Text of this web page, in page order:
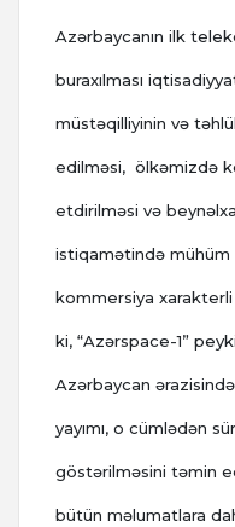
Azərbaycanın ilk
buraxılması
müstəqilliyinin və
edilməsi, ölkəmizdə
etdirilməsi və
istiqamətində mühüm
kommersiya
ki, “Azərspace-1”
Azərbaycan
yayımı, o cümlədən
göstərilməsini təmin
bütün məlumatlara